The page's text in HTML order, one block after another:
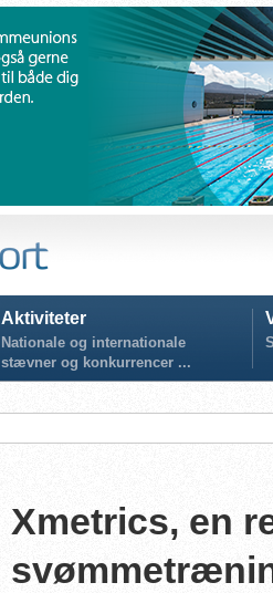
Aktiviteter
Nationale og internationale
stævner og konkurrencer ...
Xmetrics, en